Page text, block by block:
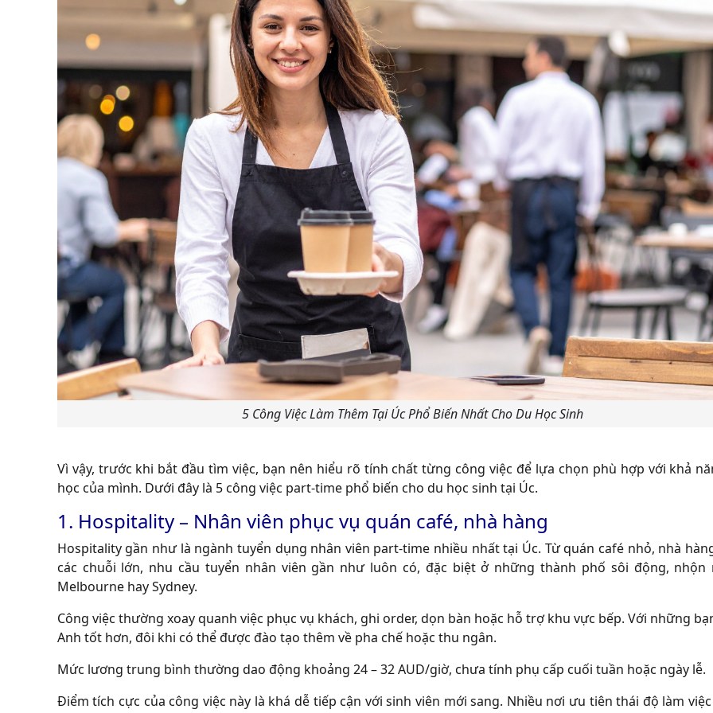
5 Công Việc Làm Thêm Tại Úc Phổ Biến Nhất Cho Du Học Sinh
Vì vậy, trước khi bắt đầu tìm việc, bạn nên hiểu rõ tính chất từng công việc để lựa chọn phù hợp với khả
học của mình. Dưới đây là 5 công việc part-time phổ biến cho du học sinh tại Úc.
1. Hospitality – Nhân viên phục vụ quán café, nhà hàng
Hospitality gần như là ngành tuyển dụng nhân viên part-time nhiều nhất tại Úc. Từ quán café nhỏ, nhà
các chuỗi lớn, nhu cầu tuyển nhân viên gần như luôn có, đặc biệt ở những thành phố sôi động, nhộn
Melbourne hay Sydney.
Công việc thường xoay quanh việc phục vụ khách, ghi order, dọn bàn hoặc hỗ trợ khu vực bếp. Với những
Anh tốt hơn, đôi khi có thể được đào tạo thêm về pha chế hoặc thu ngân.
Mức lương trung bình thường dao động khoảng 24 – 32 AUD/giờ, chưa tính phụ cấp cuối tuần hoặc ngày lễ.
Điểm tích cực của công việc này là khá dễ tiếp cận với sinh viên mới sang. Nhiều nơi ưu tiên thái độ làm